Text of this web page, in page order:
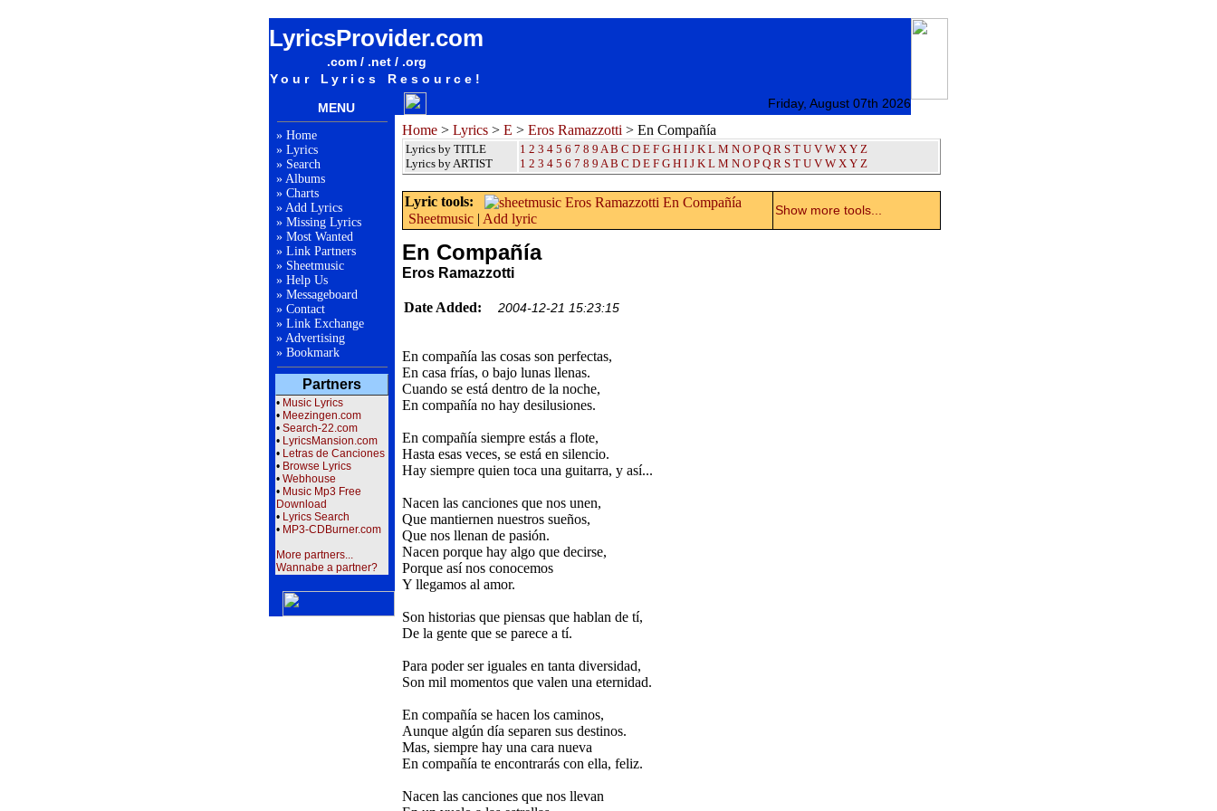
LyricsProvider.com
.com / .net / .org
Your Lyrics Resource!
MENU Friday, August 07th 2026
» Home
» Lyrics
» Search
» Albums
» Charts
» Add Lyrics
» Missing Lyrics
» Most Wanted
» Link Partners
» Sheetmusic
» Help Us
» Messageboard
» Contact
» Link Exchange
» Advertising
» Bookmark
Partners
• Music Lyrics
• Meezingen.com
• Search-22.com
• LyricsMansion.com
• Letras de Canciones
• Browse Lyrics
• Webhouse
• Music Mp3 Free
Download
• Lyrics Search
• MP3-CDBurner.com
More partners...
Wannabe a partner?
Home > Lyrics > E > Eros Ramazzotti > En Compañía
Lyrics by TITLE
Lyrics by ARTIST
1 2 3 4 5 6 7 8 9 A B C D E F G H I J K L M N O P Q R S T U V W X Y Z
1 2 3 4 5 6 7 8 9 A B C D E F G H I J K L M N O P Q R S T U V W X Y Z
Lyric tools:
Sheetmusic | Add lyric
Show more tools...
En Compañía
Eros Ramazzotti
Date Added: 2004-12-21 15:23:15
En compañía las cosas son perfectas,
En casa frías, o bajo lunas llenas.
Cuando se está dentro de la noche,
En compañía no hay desilusiones.
En compañía siempre estás a flote,
Hasta esas veces, se está en silencio.
Hay siempre quien toca una guitarra, y así...
Nacen las canciones que nos unen,
Que mantiernen nuestros sueños,
Que nos llenan de pasión.
Nacen porque hay algo que decirse,
Porque así nos conocemos
Y llegamos al amor.
Son historias que piensas que hablan de tí,
De la gente que se parece a tí.
Para poder ser iguales en tanta diversidad,
Son mil momentos que valen una eternidad.
En compañía se hacen los caminos,
Aunque algún día separen sus destinos.
Mas, siempre hay una cara nueva
En compañía te encontrarás con ella, feliz.
Nacen las canciones que nos llevan